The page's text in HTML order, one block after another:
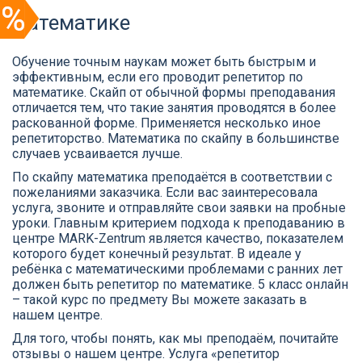
математике
Обучение точным наукам может быть быстрым и
эффективным, если его проводит репетитор по
математике. Скайп от обычной формы преподавания
отличается тем, что такие занятия проводятся в более
раскованной форме. Применяется несколько иное
репетиторство. Математика по скайпу в большинстве
случаев усваивается лучше.
По скайпу математика преподаётся в соответствии с
пожеланиями заказчика. Если вас заинтересовала
услуга, звоните и отправляйте свои заявки на пробные
уроки. Главным критерием подхода к преподаванию в
центре MARK-Zentrum является качество, показателем
которого будет конечный результат. В идеале у
ребёнка с математическими проблемами с ранних лет
должен быть репетитор по математике. 5 класс онлайн
– такой курс по предмету Вы можете заказать в
нашем центре.
Для того, чтобы понять, как мы преподаём, почитайте
отзывы о нашем центре. Услуга «репетитор